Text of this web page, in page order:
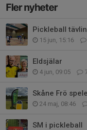
Fler nyheter
Pickleball
15 jun, 15:16
Eldsjälar
4 jun, 09:05
Skåne Frö
24 maj, 08:46
SM i pickleball